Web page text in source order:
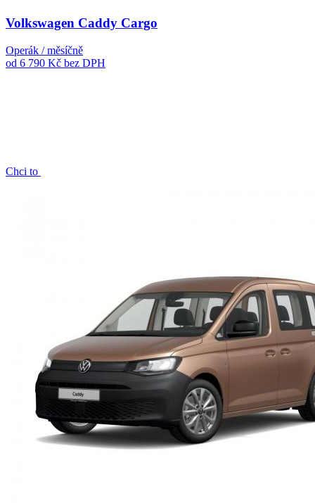
Volkswagen Caddy Cargo
Operák / měsíčně
od 6 790 Kč bez DPH
Chci to